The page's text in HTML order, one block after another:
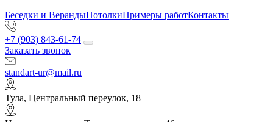
Беседки и ВерандыПотолкиПримеры работКонтакты
+7 (903) 843-61-74
Заказать звонок
standart-ur@mail.ru
Тула, Центральный переулок, 18